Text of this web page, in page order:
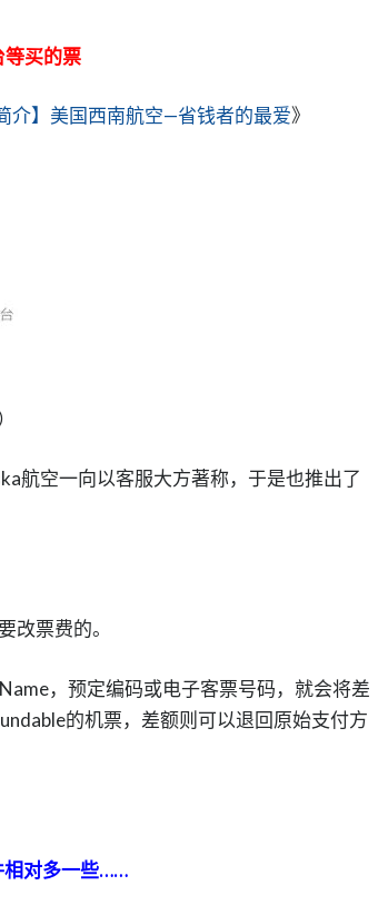
买的票
介】美国西南航空—省钱者的最爱》
航空一向以客服大方著称，于是也推出了
改票费的。
，预定编码或电子客票号码，就会将差
的机票，差额则可以退回原始支付方
相对多一些……